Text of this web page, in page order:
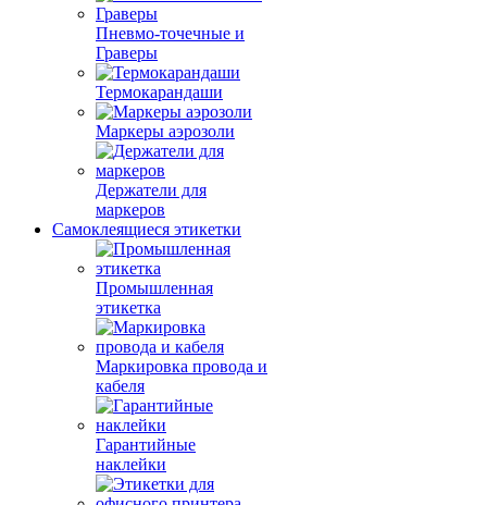
Пневмо-точечные и
Граверы
Термокарандаши
Маркеры аэрозоли
Держатели для
маркеров
Самоклеящиеся этикетки
Промышленная
этикетка
Маркировка провода и
кабеля
Гарантийные
наклейки